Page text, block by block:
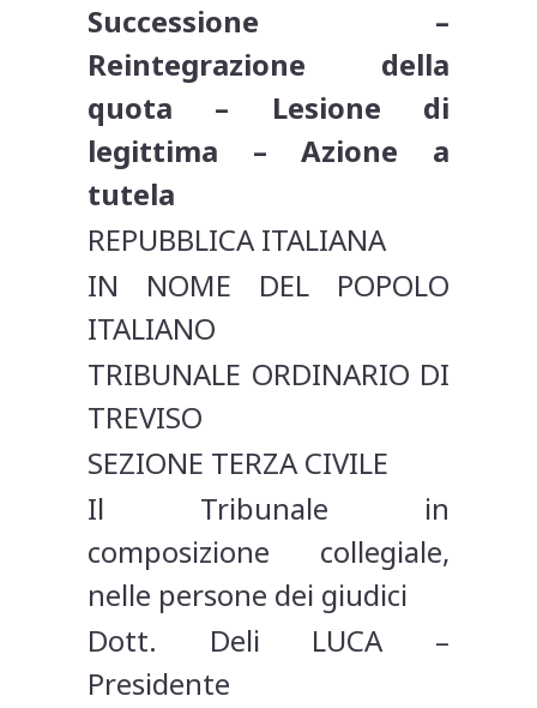
Successione –
Reintegrazione della
quota – Lesione di
legittima – Azione a
tutela
REPUBBLICA ITALIANA
IN NOME DEL POPOLO
ITALIANO
TRIBUNALE ORDINARIO DI
TREVISO
SEZIONE TERZA CIVILE
Il Tribunale in
composizione collegiale,
nelle persone dei giudici
Dott. Deli LUCA –
Presidente